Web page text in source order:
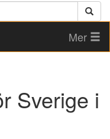
Mer
Sverige i